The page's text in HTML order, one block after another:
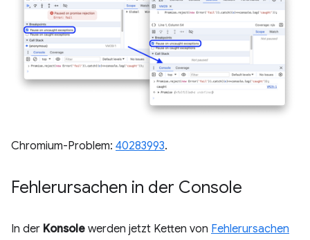
Chromium-Problem: 40283993.
Fehlerursachen in der Console
In der Konsole werden jetzt Ketten von Fehlerursachen